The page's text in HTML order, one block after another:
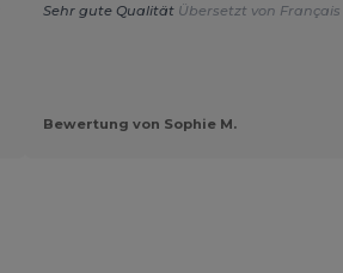
Sehr gute Qualität Übersetzt von Français
Bewertung von Sophie M.